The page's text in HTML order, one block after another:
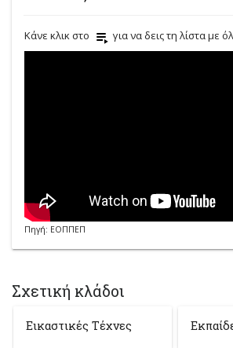
Κάνε κλικ στο για να δεις τη λίστα με
Πηγή: ΕΟΠΠΕΠ
Σχετική κλάδοι
Εικαστικές Τέχνες